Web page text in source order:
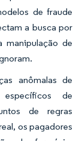
de fraude
a busca por
manipulação de
anômalas de
de
de regras
os pagadores